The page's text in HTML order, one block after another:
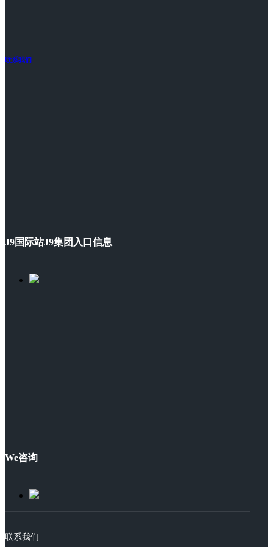
联系我们
J9国际站J9集团入口信息
We咨询
联系我们